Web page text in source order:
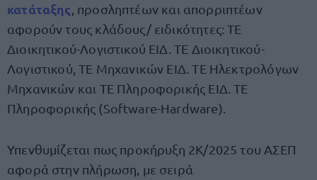
κατάταξης , προσληπτέων και απορριπτέων
αφορούν τους κλάδους/ ειδικότητες: ΤΕ
Διοικητικού-Λογιστικού ΕΙΔ. ΤΕ Διοικητικού-
Λογιστικού, ΤΕ Μηχανικών ΕΙΔ. ΤΕ Ηλεκτρολόγων
Μηχανικών και ΤΕ Πληροφορικής ΕΙΔ. ΤΕ
Πληροφορικής (Software-Hardware).
Υπενθυμίζεται πως προκήρυξη 2Κ/2025 του ΑΣΕΠ
αφορά στην πλήρωση, με σειρά